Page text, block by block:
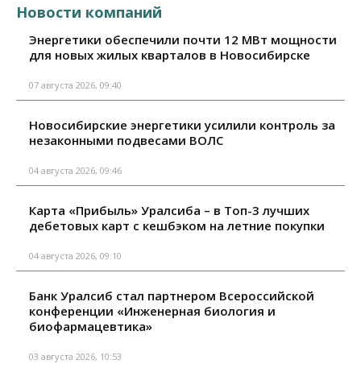
Новости компаний
Энергетики обеспечили почти 12 МВт мощности
для новых жилых кварталов в Новосибирске
07 августа 2026, 09:40
Новосибирские энергетики усилили контроль за
незаконными подвесами ВОЛС
04 августа 2026, 09:46
Карта «Прибыль» Уралсиба – в Топ-3 лучших
дебетовых карт с кешбэком на летние покупки
04 августа 2026, 09:10
Банк Уралсиб стал партнером Всероссийской
конференции «Инженерная биология и
биофармацевтика»
03 августа 2026, 10:53